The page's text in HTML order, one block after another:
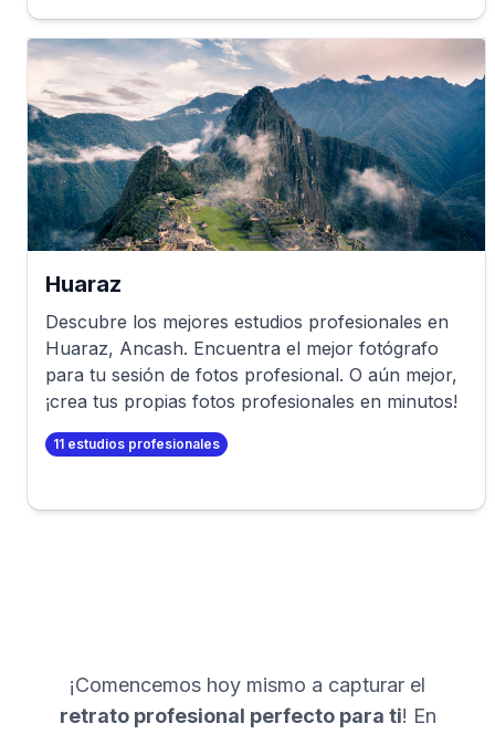
Huaraz
Descubre los mejores estudios profesionales en
Huaraz, Ancash. Encuentra el mejor fotógrafo
para tu sesión de fotos profesional. O aún mejor,
¡crea tus propias fotos profesionales en minutos!
11 estudios profesionales
¡Comencemos hoy mismo a capturar el
retrato profesional perfecto para ti! En